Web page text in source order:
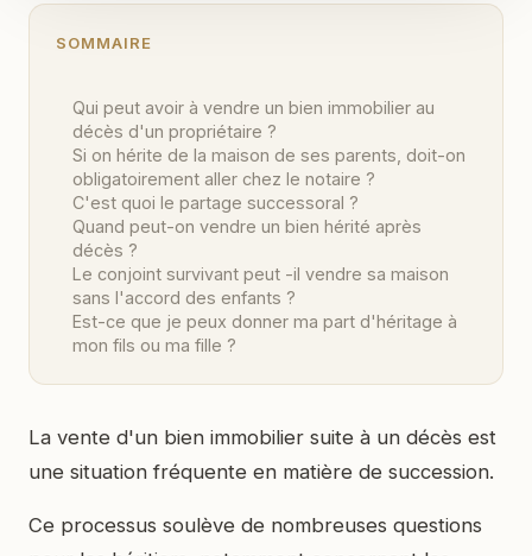
SOMMAIRE
Qui peut avoir à vendre un bien immobilier au
décès d'un propriétaire ?
Si on hérite de la maison de ses parents, doit-on
obligatoirement aller chez le notaire ?
C'est quoi le partage successoral ?
Quand peut-on vendre un bien hérité après
décès ?
Le conjoint survivant peut -il vendre sa maison
sans l'accord des enfants ?
Est-ce que je peux donner ma part d'héritage à
mon fils ou ma fille ?
La vente d'un bien immobilier suite à un décès est
une situation fréquente en matière de succession.
Ce processus soulève de nombreuses questions